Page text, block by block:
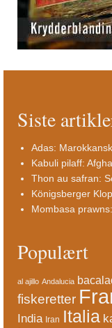
Siste
Adas:
Kabuli pilaff:
Thon au safran:
Königsberger
Mombasa
Populært
al ajillo Andalucia
fiskeretter
India Iran Italia